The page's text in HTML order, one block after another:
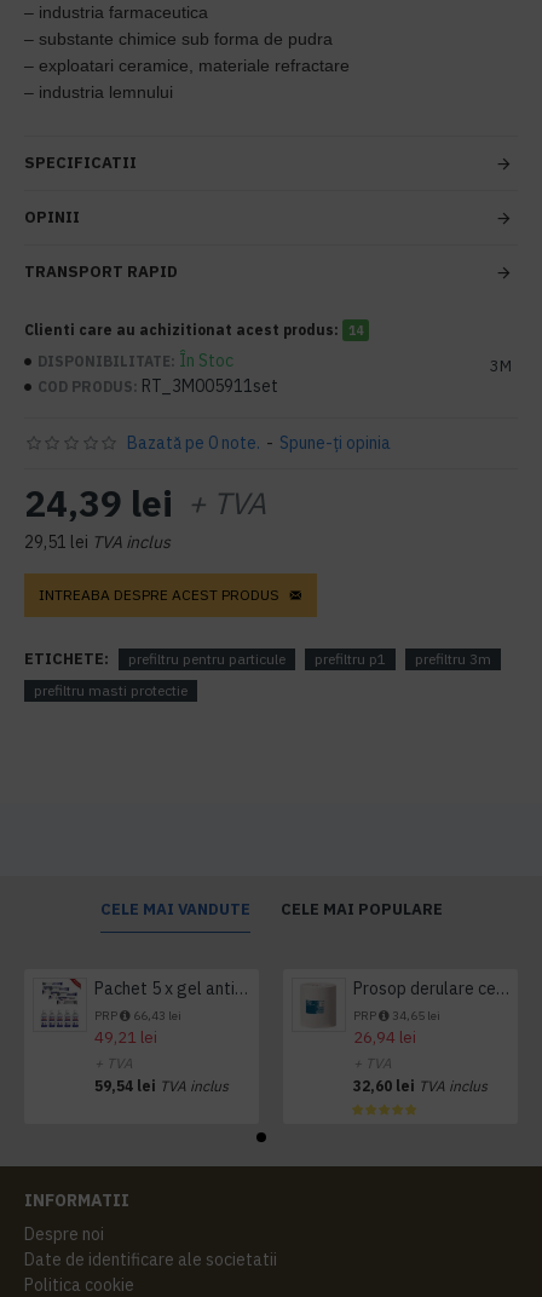
– industria farmaceutica
– substante chimice sub forma de pudra
– exploatari ceramice, materiale refractare
– industria lemnului
SPECIFICATII
OPINII
TRANSPORT RAPID
Clienti care au achizitionat acest produs: 14
DISPONIBILITATE: În Stoc
COD PRODUS: RT_3M005911set
3M
Bazată pe 0 note. - Spune-ţi opinia
24,39 lei + TVA
29,51 lei TVA inclus
INTREABA DESPRE ACEST PRODUS
ETICHETE: prefiltru pentru particule prefiltru p1
prefiltru 3m
prefiltru masti protectie
CELE MAI VANDUTE CELE MAI POPULARE
Pachet 5 x gel antibacterian 50ml si 3 x Servetele antibacteriene 48 buc Hygienium
PRP 66,43 lei
49,21 lei
+ TVA
59,54 lei TVA inclus
Prosop derulare centrala 1 pliu, 300 m Tork
PRP 34,65 lei
26,94 lei
+ TVA
32,60 lei TVA inclus
INFORMATII
Despre noi
Date de identificare ale societatii
Politica cookie